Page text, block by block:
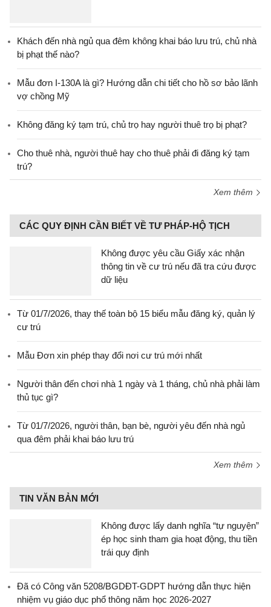
Khách đến nhà ngủ qua đêm không khai báo lưu trú, chủ nhà
bị phạt thế nào?
Mẫu đơn I-130A là gì? Hướng dẫn chi tiết cho hồ sơ bảo lãnh
vợ chồng Mỹ
Không đăng ký tạm trú, chủ trọ hay người thuê trọ bị phạt?
Cho thuê nhà, người thuê hay cho thuê phải đi đăng ký tạm
trú?
Xem thêm
CÁC QUY ĐỊNH CẦN BIẾT VỀ TƯ PHÁP-HỘ TỊCH
Không được yêu cầu Giấy xác nhận
thông tin về cư trú nếu đã tra cứu được
dữ liệu
Từ 01/7/2026, thay thế toàn bộ 15 biểu mẫu đăng ký, quản lý
cư trú
Mẫu Đơn xin phép thay đổi nơi cư trú mới nhất
Người thân đến chơi nhà 1 ngày và 1 tháng, chủ nhà phải làm
thủ tục gì?
Từ 01/7/2026, người thân, bạn bè, người yêu đến nhà ngủ
qua đêm phải khai báo lưu trú
Xem thêm
TIN VĂN BẢN MỚI
Không được lấy danh nghĩa “tự nguyện”
ép học sinh tham gia hoạt động, thu tiền
trái quy định
Đã có Công văn 5208/BGDĐT-GDPT hướng dẫn thực hiện
nhiệm vụ giáo dục phổ thông năm học 2026-2027